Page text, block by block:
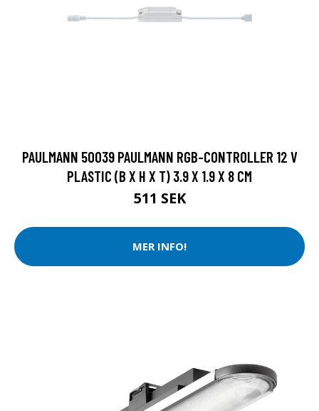
PAULMANN 50039 PAULMANN RGB-CONTROLLER 12 V
PLASTIC (B X H X T) 3.9 X 1.9 X 8 CM
511 SEK
MER INFO!